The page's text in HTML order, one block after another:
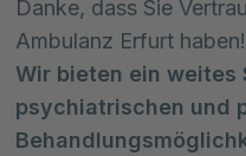
Danke, dass Sie
Ambulanz Erfurt haben!
Wir bieten ein weites
psychiatrischen und